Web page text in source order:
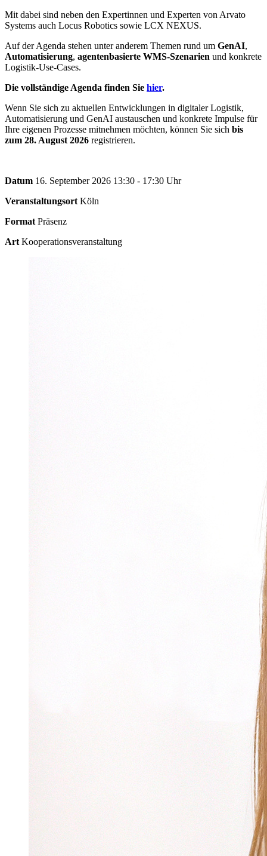
Mit dabei sind neben den Expertinnen und Experten von Arvato
Systems auch Locus Robotics sowie LCX NEXUS.
Auf der Agenda stehen unter anderem Themen rund um GenAI,
Automatisierung, agentenbasierte WMS-Szenarien und konkrete
Logistik-Use-Cases.
Die vollständige Agenda finden Sie hier.
Wenn Sie sich zu aktuellen Entwicklungen in digitaler Logistik,
Automatisierung und GenAI austauschen und konkrete Impulse für
Ihre eigenen Prozesse mitnehmen möchten, können Sie sich bis
zum 28. August 2026 registrieren.
Datum 16. September 2026 13:30 - 17:30 Uhr
Veranstaltungsort Köln
Format Präsenz
Art Kooperationsveranstaltung